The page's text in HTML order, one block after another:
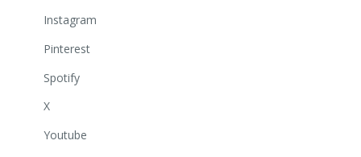
Instagram
Pinterest
Spotify
X
Youtube